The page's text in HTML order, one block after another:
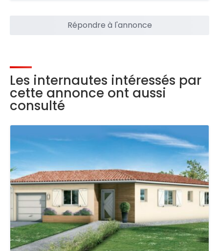
Répondre à l'annonce
Les internautes intéressés par
cette annonce ont aussi
consulté